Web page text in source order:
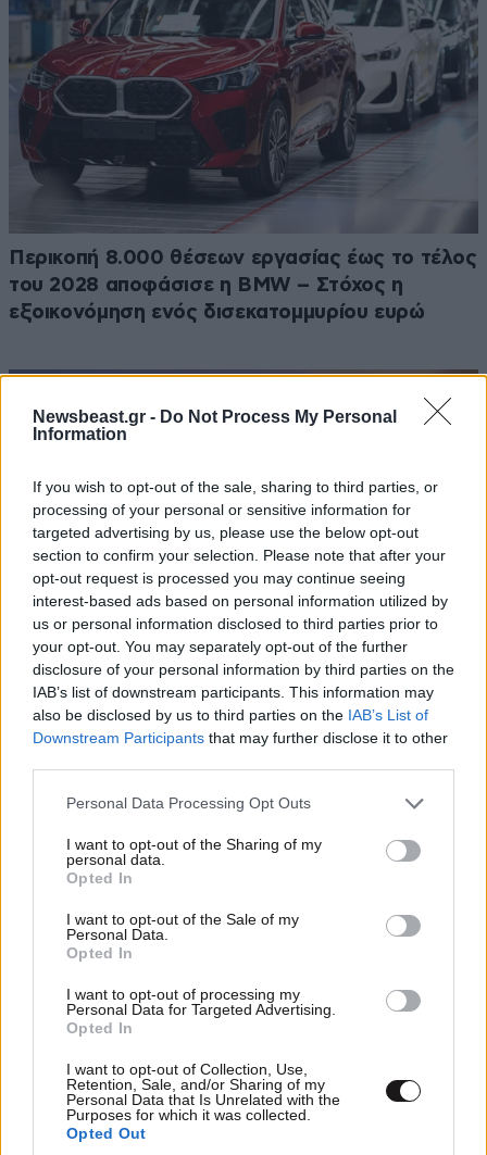
Newsbeast.gr - Do Not Process My Personal
Information
If you wish to opt-out of the sale, sharing to third parties, or
processing of your personal or sensitive information for
targeted advertising by us, please use the below opt-out
section to confirm your selection. Please note that after your
opt-out request is processed you may continue seeing
interest-based ads based on personal information utilized by
us or personal information disclosed to third parties prior to
your opt-out. You may separately opt-out of the further
disclosure of your personal information by third parties on the
IAB’s list of downstream participants. This information may
also be disclosed by us to third parties on the IAB’s List of
Downstream Participants that may further disclose it to other
Please note that this website/app uses one or more Google
not limited to your visit or usage behaviour. You may click to
grant or deny consent to Google and its third-party tags to
use your data for below specified purposes in below Google
consent section.
Personal Data Processing Opt Outs
I want to opt-out of the Sharing of my
personal data.
Opted In
I want to opt-out of the Sale of my
Personal Data.
Opted In
I want to opt-out of processing my
Personal Data for Targeted Advertising.
Opted In
I want to opt-out of Collection, Use,
Retention, Sale, and/or Sharing of my
Personal Data that Is Unrelated with the
Purposes for which it was collected.
Opted Out
Περικοπή 8.000 θέσεων εργασίας έως το τέλος
του 2028 αποφάσισε η BMW – Στόχος η
εξοικονόμηση ενός δισεκατομμυρίου ευρώ
Η Nissan συνεχίζει να «ηλεκτρίζει» τα πλήθη
EKO Charge&Go: Όταν η δημόσια φόρτιση
γίνεται πραγματική λύση για τους οδηγούς